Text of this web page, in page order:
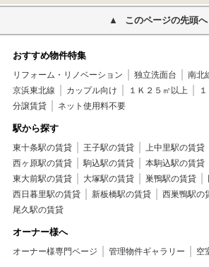
このページの先頭へ
おすすめ物件特集
リフォーム・リノベーション 独立洗面台 南北
京浜東北線
カップル向け １Ｋ２５㎡以上
分譲賃貸
ネット使用料不要
駅から探す
東十条駅の賃貸 王子駅の賃貸 上中里駅の賃貸
西ヶ原駅の賃貸
駒込駅の賃貸 本駒込駅の賃貸
東大前駅の賃貸
大塚駅の賃貸 巣鴨駅の賃貸
西日暮里駅の賃貸
新板橋駅の賃貸 西巣鴨駅の
尾久駅の賃貸
オーナー様へ
オーナー様専門ページ 管理物件ギャラリー 空